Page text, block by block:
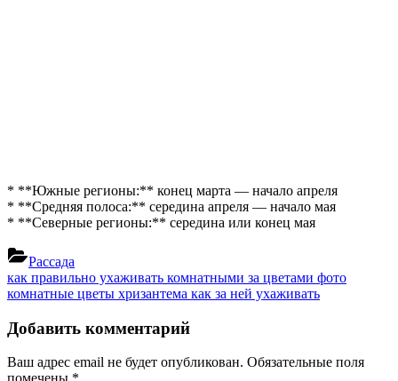
* **Южные регионы:** конец марта — начало апреля
* **Средняя полоса:** середина апреля — начало мая
* **Северные регионы:** середина или конец мая
Рассада
Навигация
по
записям
Previous
Post:
как правильно ухаживать комнатными за цветами фото
Next
комнатные цветы хризантема как за ней ухаживать
Добавить комментарий
Ваш адрес email не будет опубликован. Обязательные поля